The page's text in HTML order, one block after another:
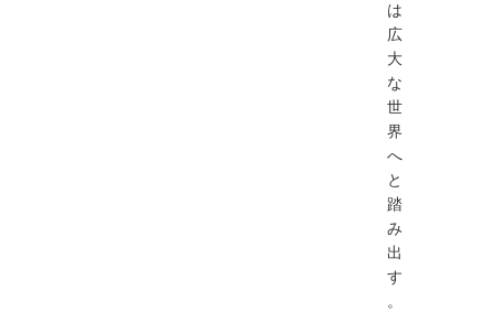
は
広
大
な
世
界
へ
と
踏
み
出
す
。